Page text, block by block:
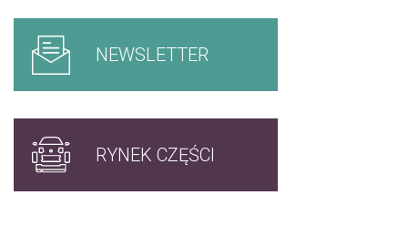
NEWSLETTER
RYNEK CZĘŚCI